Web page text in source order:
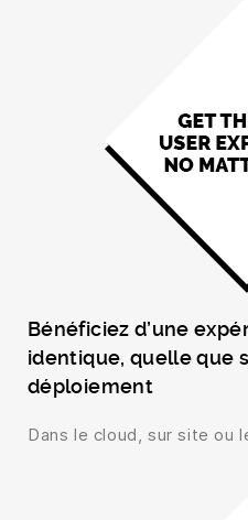
Bénéficiez d’une
identique, quelle que
déploiement
Dans le cloud, sur site ou